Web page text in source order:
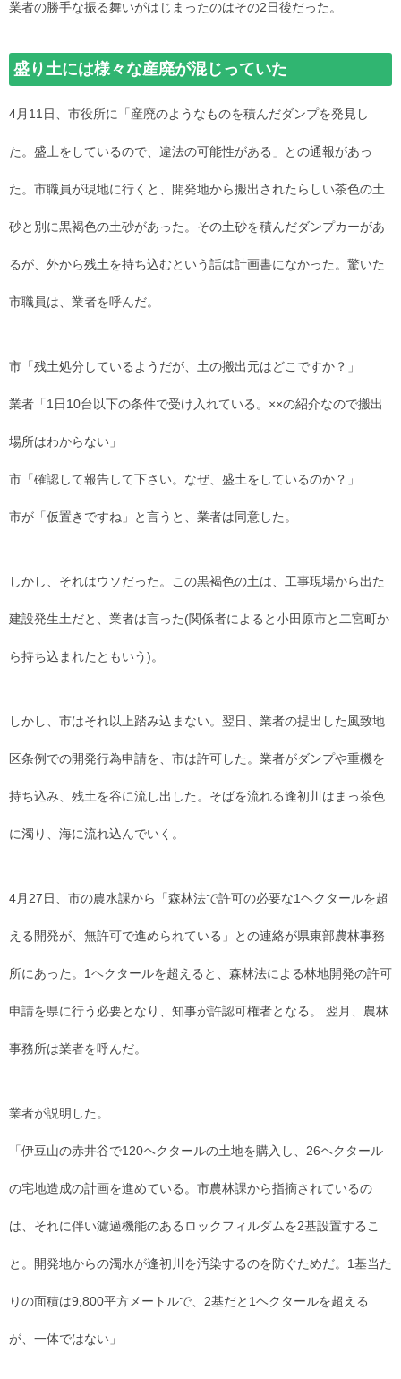
業者の勝手な振る舞いがはじまったのはその2日後だった。
盛り土には様々な産廃が混じっていた
4月11日、市役所に「産廃のようなものを積んだダンプを発見し
た。盛土をしているので、違法の可能性がある」との通報があっ
た。市職員が現地に行くと、開発地から搬出されたらしい茶色の土
砂と別に黒褐色の土砂があった。その土砂を積んだダンプカーがあ
るが、外から残土を持ち込むという話は計画書になかった。驚いた
市職員は、業者を呼んだ。
市「残土処分しているようだが、土の搬出元はどこですか？」
業者「1日10台以下の条件で受け入れている。××の紹介なので搬出
場所はわからない」
市「確認して報告して下さい。なぜ、盛土をしているのか？」
市が「仮置きですね」と言うと、業者は同意した。
しかし、それはウソだった。この黒褐色の土は、工事現場から出た
建設発生土だと、業者は言った(関係者によると小田原市と二宮町か
ら持ち込まれたともいう)。
しかし、市はそれ以上踏み込まない。翌日、業者の提出した風致地
区条例での開発行為申請を、市は許可した。業者がダンプや重機を
持ち込み、残土を谷に流し出した。そばを流れる逢初川はまっ茶色
に濁り、海に流れ込んでいく。
4月27日、市の農水課から「森林法で許可の必要な1ヘクタールを超
える開発が、無許可で進められている」との連絡が県東部農林事務
所にあった。1ヘクタールを超えると、森林法による林地開発の許可
申請を県に行う必要となり、知事が許認可権者となる。 翌月、農林
事務所は業者を呼んだ。
業者が説明した。
「伊豆山の赤井谷で120ヘクタールの土地を購入し、26ヘクタール
の宅地造成の計画を進めている。市農林課から指摘されているの
は、それに伴い濾過機能のあるロックフィルダムを2基設置するこ
と。開発地からの濁水が逢初川を汚染するのを防ぐためだ。1基当た
りの面積は9,800平方メートルで、2基だと1ヘクタールを超える
が、一体ではない」